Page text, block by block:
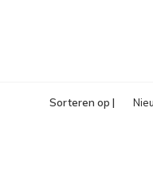
Sorteren op |